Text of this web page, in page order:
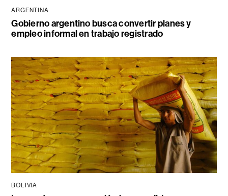
ARGENTINA
Gobierno argentino busca convertir planes y
empleo informal en trabajo registrado
BOLIVIA